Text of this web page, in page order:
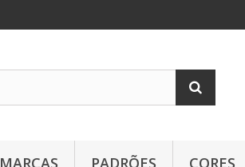
MARCAS PADRÕES CORES